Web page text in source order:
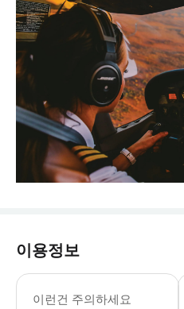
이용정보
이런건 주의하세요